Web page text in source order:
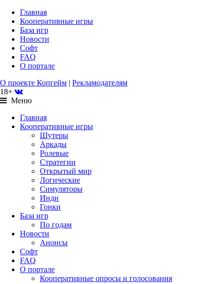
Главная
Кооперативные игры
База игр
Новости
Софт
FAQ
О портале
О проекте Копгейм | Рекламодателям
18+
Меню
Главная
Кооперативные игры
Шутеры
Аркады
Ролевые
Стратегии
Открытый мир
Логические
Симуляторы
Инди
Гонки
База игр
По годам
Новости
Анонсы
Софт
FAQ
О портале
Кооперативные опросы и голосования